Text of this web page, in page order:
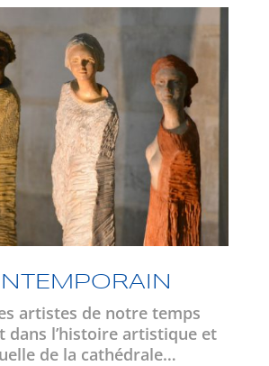
artistes de notre temps
dans l’histoire artistique et
de la cathédrale…